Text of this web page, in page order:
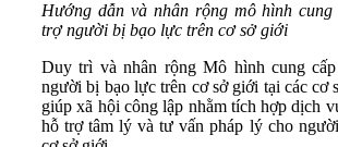
Hướng dẫn và nhân rộng mô hình
trợ người bị bạo lực trên cơ sở giới
Duy trì và nhân rộng Mô hình cung
người bị bạo lực trên cơ sở giới tại các cơ
giúp xã hội công lập nhằm tích hợp dịch
hỗ trợ tâm lý và tư vấn pháp lý cho